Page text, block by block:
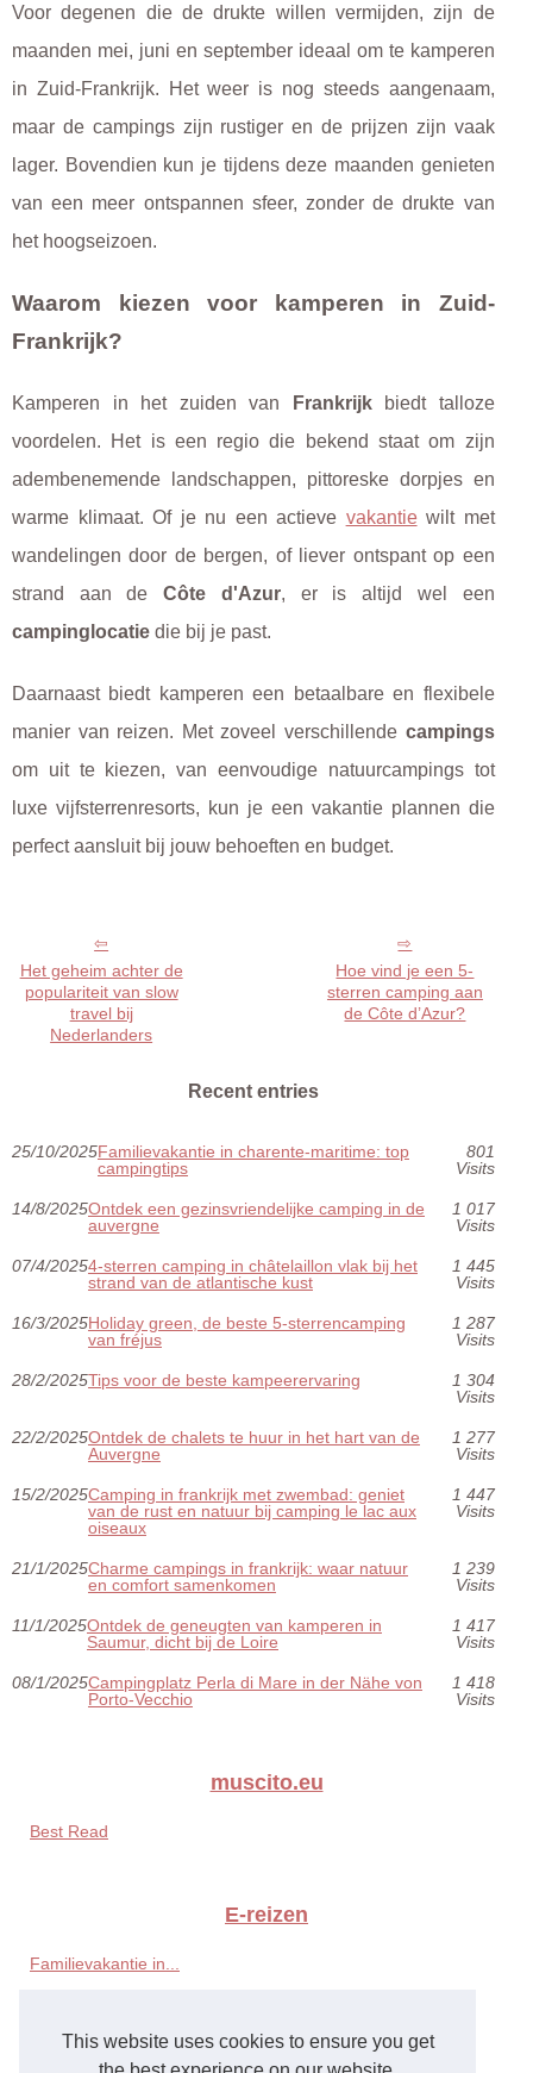
This website uses cookies to ensure you get
Voor degenen die de drukte willen vermijden, zijn de
maanden mei, juni en september ideaal om te kamperen
in Zuid-Frankrijk. Het weer is nog steeds aangenaam,
maar de campings zijn rustiger en de prijzen zijn vaak
lager. Bovendien kun je tijdens deze maanden genieten
van een meer ontspannen sfeer, zonder de drukte van
het hoogseizoen.
Waarom kiezen voor kamperen in Zuid-
Frankrijk?
Kamperen in het zuiden van Frankrijkbiedt talloze
voordelen. Het is een regio die bekend staat om zijn
adembenemende landschappen, pittoreske dorpjes en
warme klimaat. Of je nu een actieve vakantiewilt met
wandelingen door de bergen, of liever ontspant op een
strand aan deCôte d'Azur, er is altijd wel een
campinglocatie die bij je past.
Daarnaast biedt kamperen een betaalbare en flexibele
manier van reizen. Met zoveel verschillende campings
om uit te kiezen, van eenvoudige natuurcampings tot
luxe vijfsterrenresorts, kun je een vakantie plannen die
perfect aansluit bij jouw behoeften en budget.
Het geheim achter de
populariteit van slow
travel bij
Nederlanders
Hoe vind je een 5-
sterren camping aan
de Côte d’Azur?
Recent entries
25/10/2025Familievakantie in charente-maritime: top
campingtips
801
Visits
14/8/2025Ontdek een gezinsvriendelijke camping in de
auvergne
1 017
Visits
07/4/20254-sterren camping in châtelaillon vlak bij het
strand van de atlantische kust
1 445
Visits
16/3/2025Holiday green, de beste 5-sterrencamping
van fréjus
1 287
Visits
28/2/2025Tips voor de beste kampeerervaring
1 304
Visits
22/2/2025Ontdek de chalets te huur in het hart van de
Auvergne
1 277
Visits
15/2/2025Camping in frankrijk met zwembad: geniet
van de rust en natuur bij camping le lac aux
oiseaux
1 447
Visits
21/1/2025Charme campings in frankrijk: waar natuur
en comfort samenkomen
1 239
Visits
11/1/2025Ontdek de geneugten van kamperen in
Saumur, dicht bij de Loire
1 417
Visits
08/1/2025Campingplatz Perla di Mare in der Nähe von
Porto-Vecchio
1 418
Visits
muscito.eu
Best Read
E-reizen
Familievakantie in...
4-sterren camping in...